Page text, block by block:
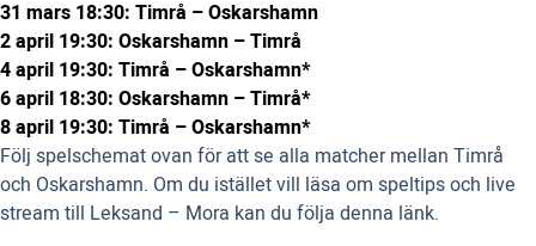
31 mars 18:30: Timrå – Oskarshamn
2 april 19:30: Oskarshamn – Timrå
4 april 19:30: Timrå – Oskarshamn*
6 april 18:30: Oskarshamn – Timrå*
8 april 19:30: Timrå – Oskarshamn*
Följ spelschemat ovan för att se alla matcher mellan Timrå
och Oskarshamn. Om du istället vill läsa om speltips och live
stream till Leksand – Mora kan du följa denna länk.